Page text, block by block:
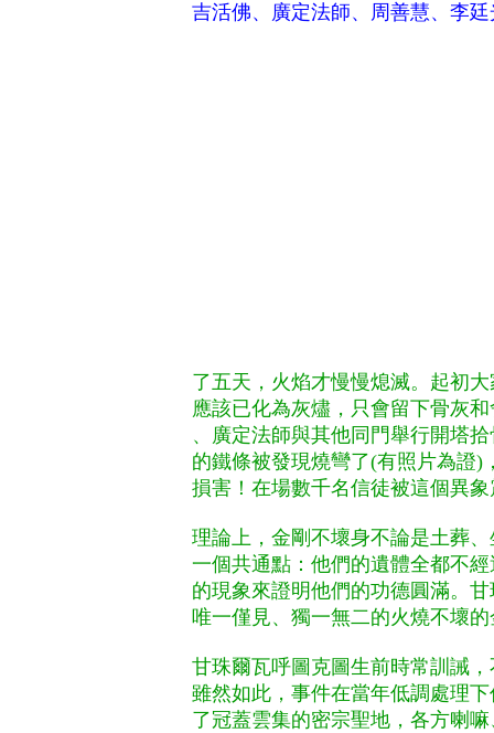
吉活佛、廣定法師、周善慧、李
了五天，火焰才慢慢熄滅。起初
應該已化為灰燼，只會留下骨灰
、廣定法師與其他同門舉行開塔
的鐵條被發現燒彎了(有照片為證
損害！在場數千名信徒被這個異
理論上，金剛不壞身不論是土葬
一個共通點：他們的遺體全都不
的現象來證明他們的功德圓滿。
唯一僅見、獨一無二的火燒不壞
甘珠爾瓦呼圖克圖生前時常訓誡
雖然如此，事件在當年低調處理
了冠蓋雲集的密宗聖地，各方喇